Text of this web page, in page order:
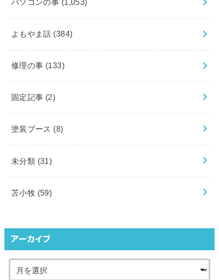
パソコンの事 (1,053)
よもやま話 (384)
修理の事 (133)
固定記事 (2)
塗装ブース (8)
未分類 (31)
苫小牧 (59)
アーカイブ